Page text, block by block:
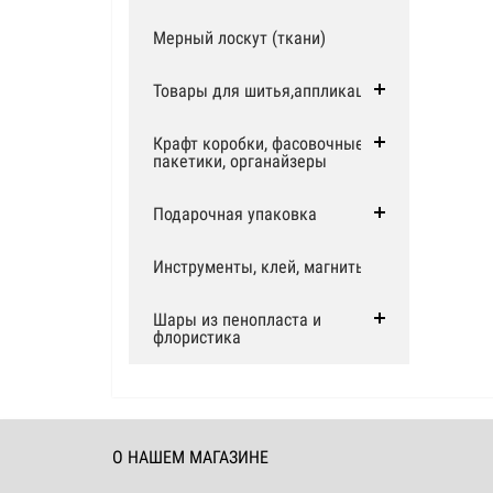
Мерный лоскут (ткани)
Товары для шитья,аппликации
Крафт коробки, фасовочные
пакетики, органайзеры
Подарочная упаковка
Инструменты, клей, магниты
Шары из пенопласта и
флористика
О НАШЕМ МАГАЗИНЕ